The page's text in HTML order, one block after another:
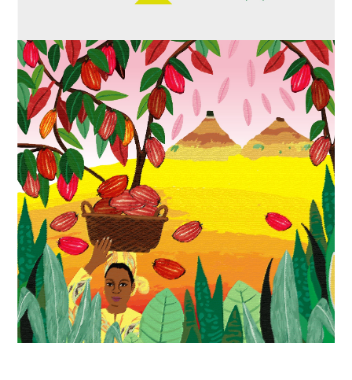
Packaging & Illustration